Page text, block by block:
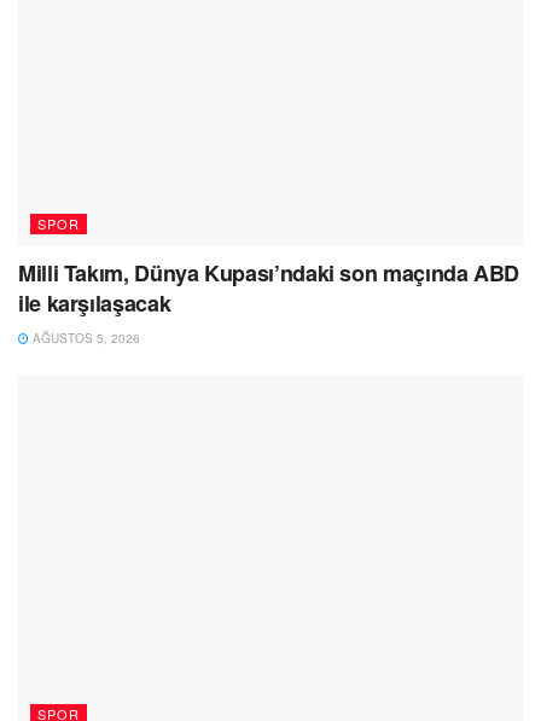
SPOR
Milli Takım, Dünya Kupası’ndaki son maçında ABD
ile karşılaşacak
AĞUSTOS 5, 2026
SPOR